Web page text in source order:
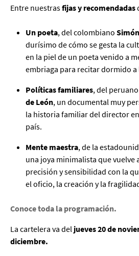
Entre nuestrasfijas y recomendadas
Un poeta, del colombiano
durísimo de cómo se gesta la
en la piel de un poeta venido a
embriaga para recitar dormido a
Políticas familiares, del peruano
de León, un documental muy
la historia familiar del director
país.
Mente maestra, de la
una joya minimalista que vuelve
precisión y sensibilidad con la
el oficio, la creación y la
Conoce toda la programación.
La cartelera va del jueves 20 de
diciembre.